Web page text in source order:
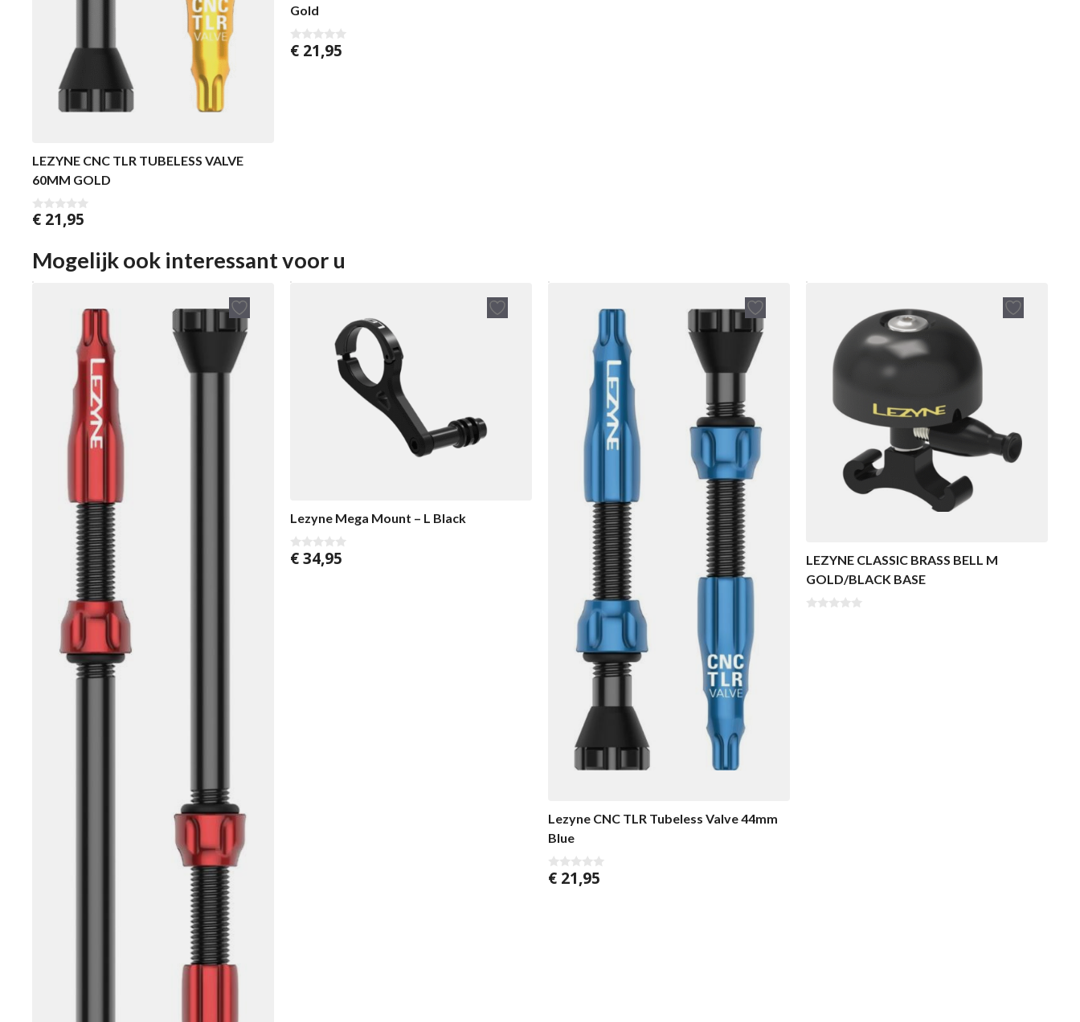
LEZYNE CNC TLR TUBELESS VALVE
60MM GOLD
0
5
€ 21,95
Gold
0
€ 21,95
Mogelijk ook interessant voor u
Lezyne Mega Mount – L Black
0
v
€34,95
Lezyne CNC TLR Tubeless Valve 44mm
Blue
0
v
€ 21,95
LEZYNE CLASSIC BRASS BELL M
GOLD/BLACK BASE